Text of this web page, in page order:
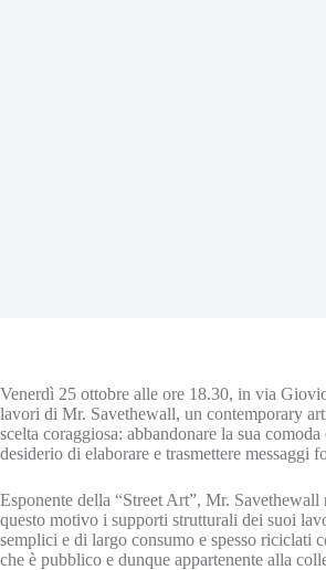
Venerdì 25 ottobre alle ore 18.30, in via
lavori di Mr. Savethewall, un contemporary
scelta coraggiosa: abbandonare la sua
desiderio di elaborare e trasmettere messaggi
Esponente della “Street Art”, Mr.
questo motivo i supporti strutturali dei suoi
semplici e di largo consumo e spesso riciclati
che è pubblico e dunque appartenente alla